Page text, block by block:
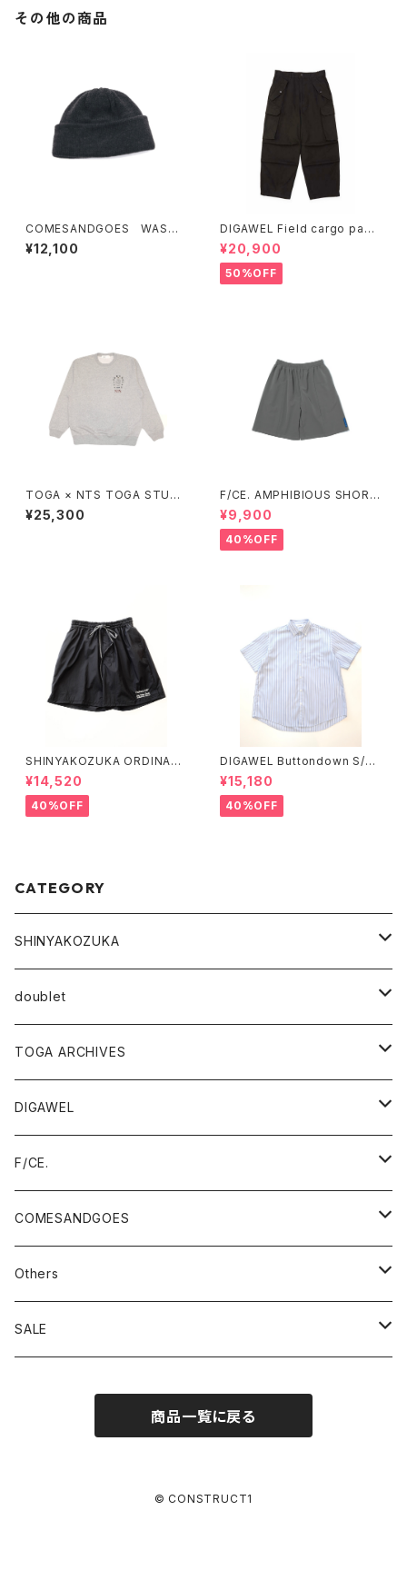
その他の商品
COMESANDGOES WASHA
BLE STANDARD KNIT
¥12,100
DIGAWEL Field cargo pant
s (garment dye)
¥20,900
50%OFF
TOGA × NTS TOGA STUDS
SWEATSHIRT
¥25,300
F/CE. AMPHIBIOUS SHORT
S (Gray、Black)
¥9,900
40%OFF
SHINYAKOZUKA ORDINARY
CITY RUNNER （ISSUE#8)
¥14,520
40%OFF
DIGAWEL Buttondown S/S
shirt
¥15,180
40%OFF
CATEGORY
SHINYAKOZUKA
outer
tops
pants
accessory
doublet
outer
tops
pants
accessory
bag
shoes
TOGA ARCHIVES
TOGA VIRILIS
outer
tops
TOGA TOO
outer
tops
TOGA×SUICOKE
TOGA×SUBU
TOGA×UMBRO
DIGAWEL
outer
tops
pants
accessory
F/CE.
outer
tops
pants
COMESANDGOES
cap
knit
Others
Champion (TTA、MADE IN USA)
CHICSTOCKS
SALE
商品一覧に戻る
© CONSTRUCT1